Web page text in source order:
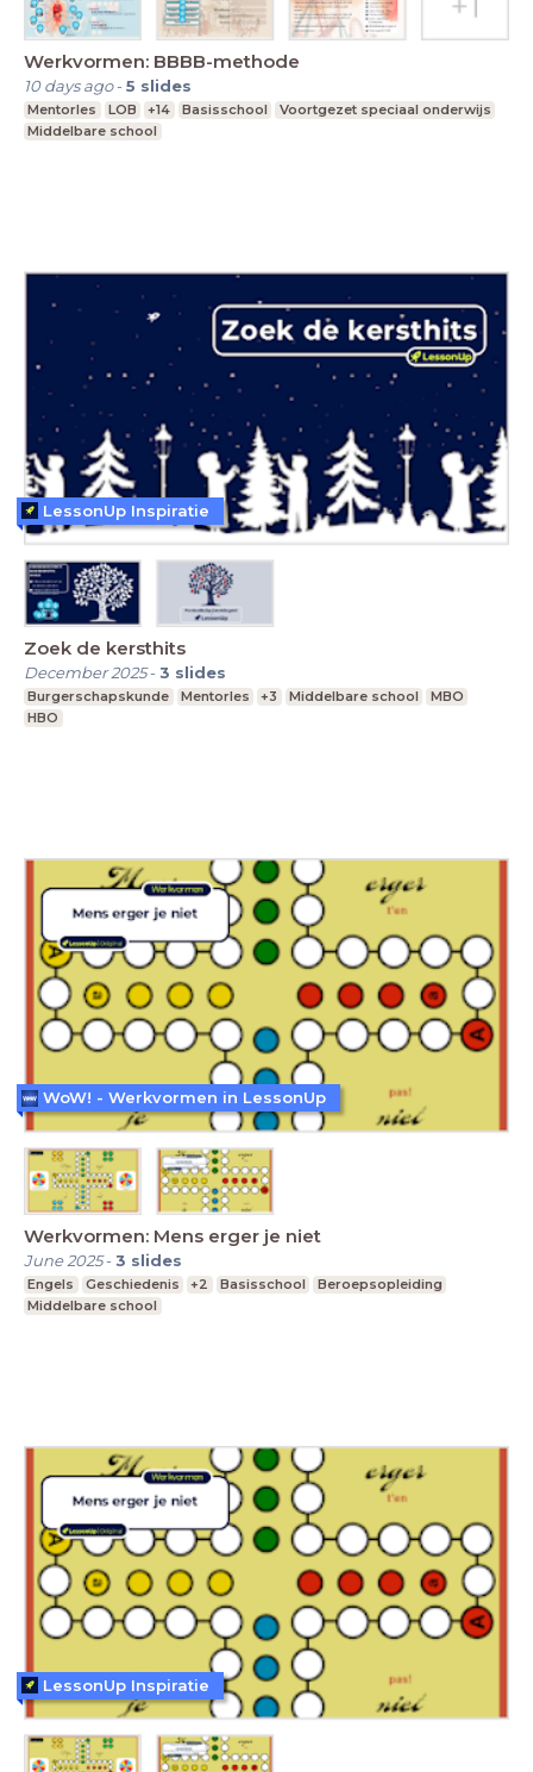
Werkvormen: BBBB-methode
10 days ago-5 slides
Mentorles LOB +14 Basisschool
Voortgezet speciaal onderwijs
Middelbare school
Zoek de kersthits
December 2025-3 slides
Burgerschapskunde Mentorles +3 Middelbare school
MBO
HBO
LessonUp Inspiratie
Werkvormen: Mens erger je niet
June 2025-3 slides
Engels Geschiedenis +2 Basisschool
Beroepsopleiding
Middelbare school
WoW! - Werkvormen in LessonUp
LessonUp Inspiratie